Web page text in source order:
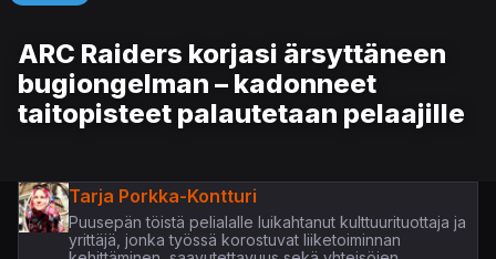
ARC Raiders korjasi ärsyttäneen
bugiongelman – kadonneet
taitopisteet palautetaan pelaajille
Tarja Porkka-Kontturi
Puusepän töistä pelialalle luikahtanut kulttuurituottaja ja
yrittäjä, jonka työssä korostuvat liiketoiminnan